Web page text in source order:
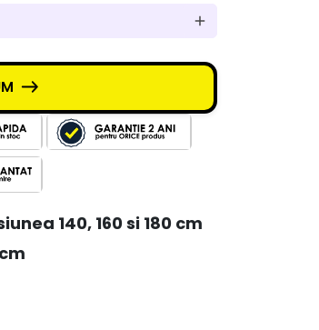
add
140, 160 si 180 cm